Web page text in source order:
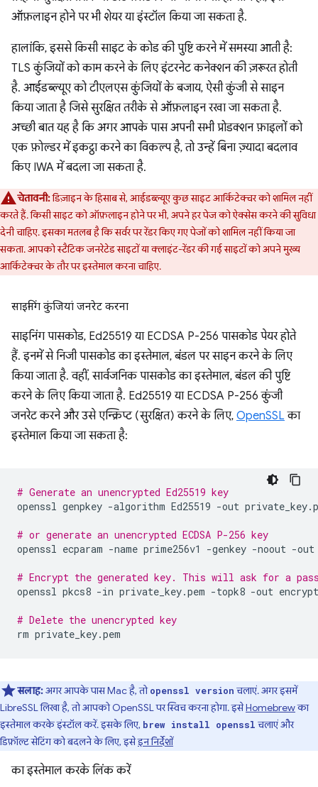
ऑफ़लाइन होने पर भी शेयर या इंस्टॉल किया जा सकता है.
हालांकि, इससे किसी साइट के कोड की पुष्टि करने में समस्या आती है:
TLS कुंजियों को काम करने के लिए इंटरनेट कनेक्शन की ज़रूरत होती
है. आईडब्ल्यूए को टीएलएस कुंजियों के बजाय, ऐसी कुंजी से साइन
किया जाता है जिसे सुरक्षित तरीके से ऑफ़लाइन रखा जा सकता है.
अच्छी बात यह है कि अगर आपके पास अपनी सभी प्रोडक्शन फ़ाइलों को
एक फ़ोल्डर में इकट्ठा करने का विकल्प है, तो उन्हें बिना ज़्यादा बदलाव
किए IWA में बदला जा सकता है.
चेतावनी:डिज़ाइन के हिसाब से, आईडब्ल्यूए कुछ साइट आर्किटेक्चर को शामिल नहीं
करते हैं. किसी साइट को ऑफ़लाइन होने पर भी, अपने हर पेज को ऐक्सेस करने की सुविधा
देनी चाहिए. इसका मतलब है कि सर्वर पर रेंडर किए गए पेजों को शामिल नहीं किया जा
सकता. आपको स्टैटिक जनरेटेड साइटों या क्लाइंट-रेंडर की गई साइटों को अपने मुख्य
आर्किटेक्चर के तौर पर इस्तेमाल करना चाहिए.
साइनिंग कुंजियां जनरेट करना
साइनिंग पासकोड, Ed25519 या ECDSA P-256 पासकोड पेयर होते
हैं. इनमें से निजी पासकोड का इस्तेमाल, बंडल पर साइन करने के लिए
किया जाता है. वहीं, सार्वजनिक पासकोड का इस्तेमाल, बंडल की पुष्टि
करने के लिए किया जाता है. Ed25519 या ECDSA P-256 कुंजी
जनरेट करने और उसे एन्क्रिप्ट (सुरक्षित) करने के लिए, OpenSSL का
इस्तेमाल किया जा सकता है:
# Generate an unencrypted Ed25519 key
openssl genpkey -algorithm Ed25519 -out
# or generate an unencrypted ECDSA P-256 key
openssl ecparam -name prime256v1 -genkey -noout -out
# Encrypt the generated key. This will ask for a
openssl pkcs8 -in private_key.pem -topk8 -out
# Delete the unencrypted key
rm
सलाह:अगर आपके पास Mac है, तोopenssl version चलाएं. अगर इसमें
LibreSSL लिखा है, तो आपको OpenSSL पर स्विच करना होगा. इसेHomebrewका
इस्तेमाल करके इंस्टॉल करें. इसके लिए, brew install openssl चलाएं और
डिफ़ॉल्ट सेटिंग को बदलने के लिए, इसेइन निर्देशों
का इस्तेमाल करके लिंक करें